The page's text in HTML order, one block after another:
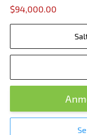
$94,000.00